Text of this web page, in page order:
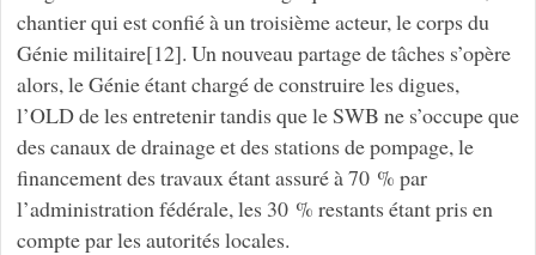
chantier qui est confié à un troisième acteur, le corps du
Génie militaire[12]. Un nouveau partage de tâches s’opère
alors, le Génie étant chargé de construire les digues,
l’OLD de les entretenir tandis que le SWB ne s’occupe que
des canaux de drainage et des stations de pompage, le
financement des travaux étant assuré à 70 % par
l’administration fédérale, les 30 % restants étant pris en
compte par les autorités locales.